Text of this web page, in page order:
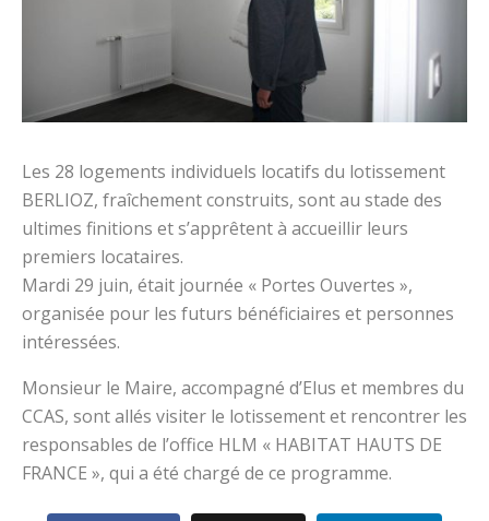
Les 28 logements individuels locatifs du lotissement
BERLIOZ, fraîchement construits, sont au stade des
ultimes finitions et s’apprêtent à accueillir leurs
premiers locataires.
Mardi 29 juin, était journée « Portes Ouvertes »,
organisée pour les futurs bénéficiaires et personnes
intéressées.
Monsieur le Maire, accompagné d’Elus et membres du
CCAS, sont allés visiter le lotissement et rencontrer les
responsables de l’office HLM « HABITAT HAUTS DE
FRANCE », qui a été chargé de ce programme.